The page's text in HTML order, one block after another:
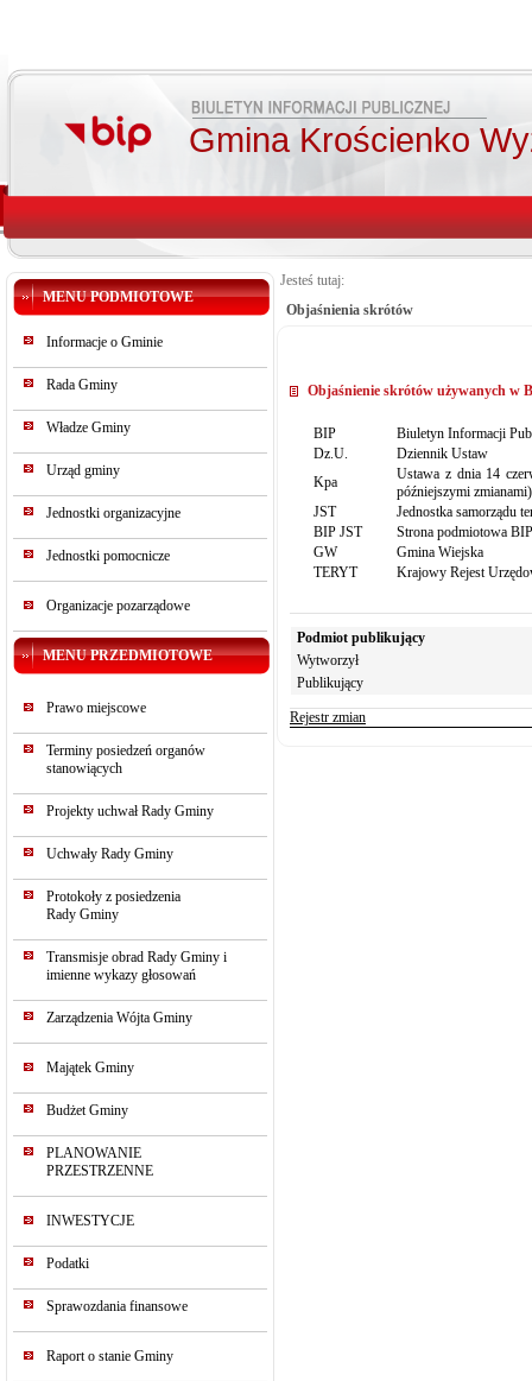
Gmina Krościenko
MENU PODMIOTOWE
Informacje o Gminie
Rada Gminy
Władze Gminy
Urząd gminy
Jednostki organizacyjne
Jednostki pomocnicze
Organizacje pozarządowe
MENU PRZEDMIOTOWE
Prawo miejscowe
Terminy posiedzeń organów
stanowiących
Projekty uchwał Rady Gminy
Uchwały Rady Gminy
Protokoły z posiedzenia
Rady Gminy
Transmisje obrad Rady Gminy i
imienne wykazy głosowań
Zarządzenia Wójta Gminy
Majątek Gminy
Budżet Gminy
PLANOWANIE
PRZESTRZENNE
INWESTYCJE
Podatki
Sprawozdania finansowe
Raport o stanie Gminy
Jesteś tutaj:
Objaśnienia skrótów
Objaśnienie skrótów używanych w
BIP
Biuletyn Informacji
Dz.U.
Dziennik Ustaw
Kpa
Ustawa z dnia 14
późniejszymi zmianami)
JST
Jednostka samorządu
BIP JST
Strona podmiotowa
GW
Gmina Wiejska
TERYT
Krajowy Rejest
Podmiot publikujący
Wytworzył
Publikujący
Rejestr zmian